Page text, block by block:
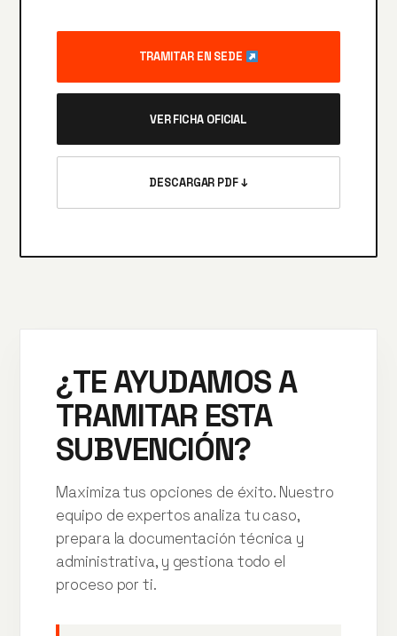
TRAMITAR EN SEDE
VER FICHA OFICIAL
DESCARGAR PDF ↓
¿TE AYUDAMOS A
TRAMITAR ESTA
SUBVENCIÓN?
Maximiza tus opciones de éxito. Nuestro
equipo de expertos analiza tu caso,
prepara la documentación técnica y
administrativa, y gestiona todo el
proceso por ti.